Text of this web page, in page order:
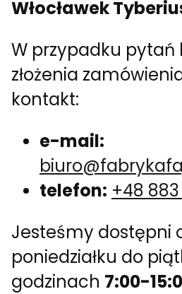
Włocławek
W przypadku pytań
złożenia
kontakt:
e-mail:
telefon: +48 883
Jesteśmy dostępni
poniedziałku do
godzinach 7:00-